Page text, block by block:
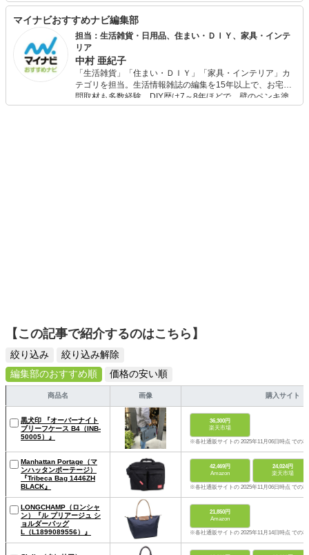
ソムリエの資格も保有。 出版社から独立後、70ほどのメデ
ィアに関わり、客観的、横断的、俯瞰的なファッション分
析を得意とする。そんな視点を活かした［着こなし工学］
を構築中。 また、ライター向けのコミュニティを「DMMオ
ンラインサロン」で運営中。 最近の「マイナビおすすめナ
ビ」の記事においては、商品選びのアドバイスなど、監修
者として携わる。
マイナビおすすめナビ編集部
担当：生活雑貨・日用品、住まい・ＤＩＹ、家具・インテ
リア
中村 亜紀子
「生活雑貨」「住まい・ＤＩＹ」「家具・インテリア」カ
テゴリを担当。生活情報雑誌の編集を15年以上で、お宅訪
問取材も多数経験。DIY歴は7～8年ほどで、壁のペンキ塗
りや壁紙チェンジなどもチャレンジ済み。初心者でもモノ
【この記事で紹介するのはこちら】
絞り込み
絞り込み解除
編集部のおすすめ順
価格の安い順
商品名 画像 購入サイト
黒犬印 『オーバーナイト
ブリーフケース B4（INB-
50005）』
36,300円
楽天市場
※各社通販サイトの 2025年11月06日時点 での
Manhattan Portage（マ
ンハッタンポーテージ）
『Tribeca Bag 1446ZH
BLACK』
42,469円
Amazon
24,024円
楽天市場
※各社通販サイトの 2025年11月06日時点 での
LONGCHAMP（ロンシャ
ン）『ル プリアージュ シ
ョルダーバッグ
L（L1899089556）』
21,850円
Amazon
※各社通販サイトの 2025年11月14日時点 での